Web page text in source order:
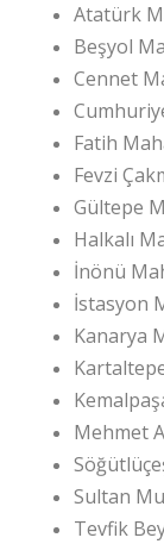
Atatürk
Beşyol
Cennet
Fatih
Fevzi
Gültepe
Halkalı
İnönü
İstasyon
Kanarya
Mehmet
Sultan
Tevfik